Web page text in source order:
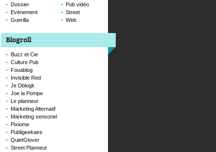
Dossier
Evènement
Guerilla
Pub vidéo
Street
Web
Blogroll
Buzz et Cie
Culture Pub
Fouablog
Invisible Red
Je Dblogk
Joe la Pompe
Le planneur
Marketing Alternatif
Marketing sensoriel
Pixiome
Publigeekaire
QuietGlover
Street Planneur